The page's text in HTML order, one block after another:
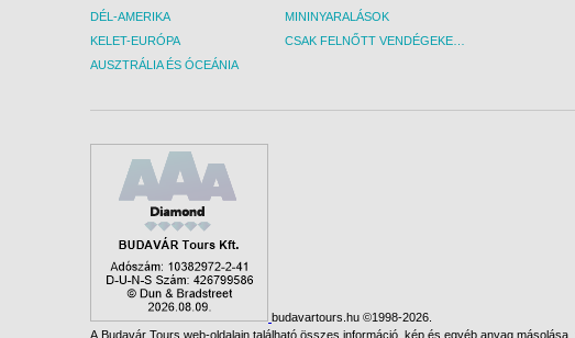
DÉL-AMERIKA
KELET-EURÓPA
AUSZTRÁLIA ÉS ÓCEÁNIA
MININYARALÁSOK
budavartours.hu ©1998-2026.
A Budavár Tours web-oldalain található összes információ, kép és egyéb anyag